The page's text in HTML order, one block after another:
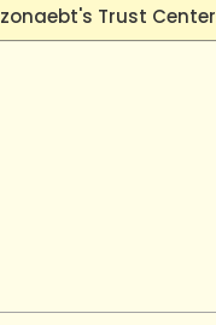
zonaebt's Trust Center